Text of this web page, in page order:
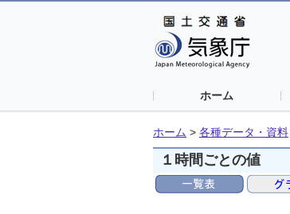
ホーム
ホーム > 各種データ・資料
１時間ごとの値